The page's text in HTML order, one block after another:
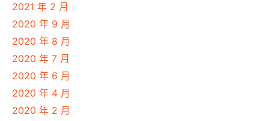
2021 年 2 月
2020 年 9 月
2020 年 8 月
2020 年 7 月
2020 年 6 月
2020 年 4 月
2020 年 2 月